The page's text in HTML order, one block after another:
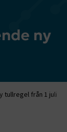
ny
tullregel från 1 juli